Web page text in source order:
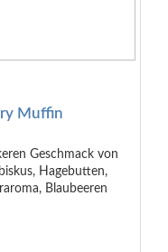
Muffin
Geschmack von
Hagebutten,
Blaubeeren